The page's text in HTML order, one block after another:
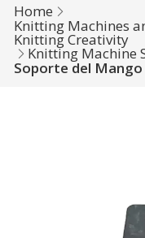
Home
Knitting Machines
Knitting Creativity
Knitting Machine
Soporte del